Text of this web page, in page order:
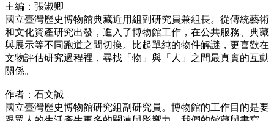
主編：張淑卿
國立臺灣歷史博物館典藏近用組副研究員兼組長。從傳統藝術
和文化資產研究出發，進入了博物館工作，在公共服務、典藏
與展示等不同跑道之間切換。比起單純的物件解謎，更喜歡在
文物評估研究過程裡，尋找「物」與「人」之間最真實的互動
關係。
作者：石文誠
國立臺灣歷史博物館研究組副研究員。博物館的工作目的是要